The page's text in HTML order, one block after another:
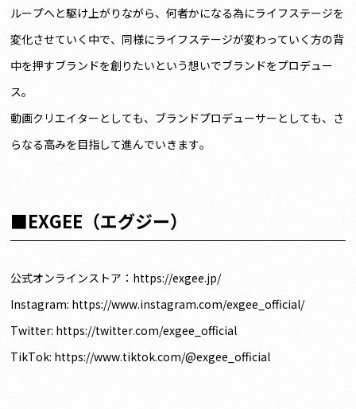
ループへと駆け上がりながら、何者かになる為にライフステージを
変化させていく中で、同様にライフステージが変わっていく方の背
中を押すブランドを創りたいという想いでブランドをプロデュー
ス。
動画クリエイターとしても、ブランドプロデューサーとしても、さ
らなる高みを目指して進んでいきます。
■EXGEE（エグジー）
公式オンラインストア： https://exgee.jp/
Instagram: https://www.instagram.com/exgee_official/
Twitter: https://twitter.com/exgee_official
TikTok: https://www.tiktok.com/@exgee_official